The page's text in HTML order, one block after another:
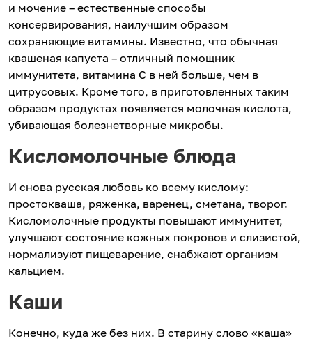
и мочение – естественные способы
консервирования, наилучшим образом
сохраняющие витамины. Известно, что обычная
квашеная капуста – отличный помощник
иммунитета, витамина С в ней больше, чем в
цитрусовых. Кроме того, в приготовленных таким
образом продуктах появляется молочная кислота,
убивающая болезнетворные микробы.
Кисломолочные блюда
И снова русская любовь ко всему кислому:
простокваша, ряженка, варенец, сметана, творог.
Кисломолочные продукты повышают иммунитет,
улучшают состояние кожных покровов и слизистой,
нормализуют пищеварение, снабжают организм
кальцием.
Каши
Конечно, куда же без них. В старину слово «каша»